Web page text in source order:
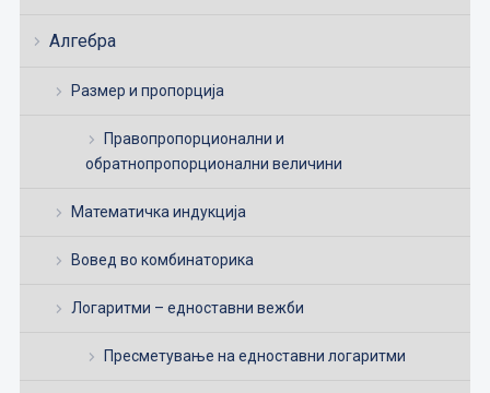
Алгебра
Размер и пропорција
Правопропорционални и
обратнопропорционални величини
Математичка индукција
Вовед во комбинаторика
Логаритми – едноставни вежби
Пресметување на едноставни логаритми